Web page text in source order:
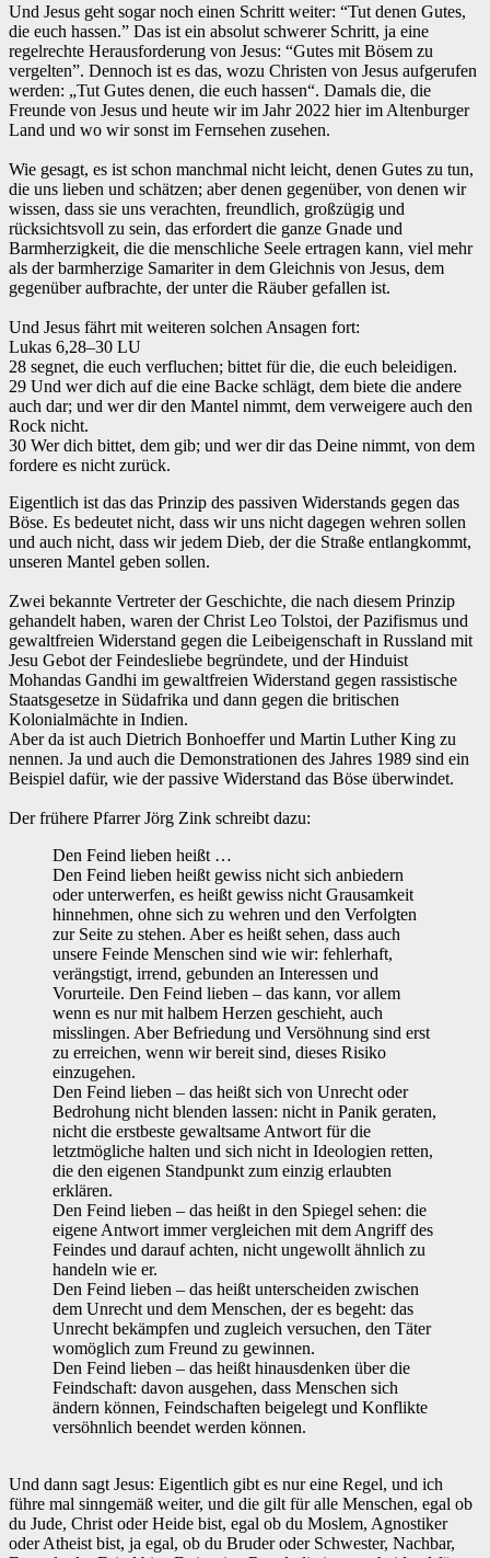
Und Jesus geht sogar noch einen Schritt weiter: “Tut denen Gutes,
die euch hassen.” Das ist ein absolut schwerer Schritt, ja eine
regelrechte Herausforderung von Jesus: “Gutes mit Bösem zu
vergelten”. Dennoch ist es das, wozu Christen von Jesus aufgerufen
werden: „Tut Gutes denen, die euch hassen“. Damals die, die
Freunde von Jesus und heute wir im Jahr 2022 hier im Altenburger
Land und wo wir sonst im Fernsehen zusehen.
Wie gesagt, es ist schon manchmal nicht leicht, denen Gutes zu tun,
die uns lieben und schätzen; aber denen gegenüber, von denen wir
wissen, dass sie uns verachten, freundlich, großzügig und
rücksichtsvoll zu sein, das erfordert die ganze Gnade und
Barmherzigkeit, die die menschliche Seele ertragen kann, viel mehr
als der barmherzige Samariter in dem Gleichnis von Jesus, dem
gegenüber aufbrachte, der unter die Räuber gefallen ist.
Und Jesus fährt mit weiteren solchen Ansagen fort:
‌Lukas 6,28–30 LU
28 segnet, die euch verfluchen; bittet für die, die euch beleidigen.
29 Und wer dich auf die eine Backe schlägt, dem biete die andere
auch dar; und wer dir den Mantel nimmt, dem verweigere auch den
Rock nicht.
30 Wer dich bittet, dem gib; und wer dir das Deine nimmt, von dem
fordere es nicht zurück.
‌Eigentlich ist das das Prinzip des passiven Widerstands gegen das
Böse. Es bedeutet nicht, dass wir uns nicht dagegen wehren sollen
und auch nicht, dass wir jedem Dieb, der die Straße entlangkommt,
unseren Mantel geben sollen.
Zwei bekannte Vertreter der Geschichte, die nach diesem Prinzip
gehandelt haben, waren der Christ Leo Tolstoi, der Pazifismus und
gewaltfreien Widerstand gegen die Leibeigenschaft in Russland mit
Jesu Gebot der Feindesliebe begründete, und der Hinduist
Mohandas Gandhi im gewaltfreien Widerstand gegen rassistische
Staatsgesetze in Südafrika und dann gegen die britischen
Kolonialmächte in Indien.
‌Aber da ist auch Dietrich Bonhoeffer und Martin Luther King zu
nennen. Ja und auch die Demonstrationen des Jahres 1989 sind ein
Beispiel dafür, wie der passive Widerstand das Böse überwindet.
Der frühere Pfarrer Jörg Zink schreibt dazu:
Den Feind lieben heißt …
‌Den Feind lieben heißt gewiss nicht sich anbiedern
oder unterwerfen, es heißt gewiss nicht Grausamkeit
hinnehmen, ohne sich zu wehren und den Verfolgten
zur Seite zu stehen. Aber es heißt sehen, dass auch
unsere Feinde Menschen sind wie wir: fehlerhaft,
verängstigt, irrend, gebunden an Interessen und
Vorurteile. Den Feind lieben – das kann, vor allem
wenn es nur mit halbem Herzen geschieht, auch
misslingen. Aber Befriedung und Versöhnung sind erst
zu erreichen, wenn wir bereit sind, dieses Risiko
einzugehen.
‌Den Feind lieben – das heißt sich von Unrecht oder
Bedrohung nicht blenden lassen: nicht in Panik geraten,
nicht die erstbeste gewaltsame Antwort für die
letztmögliche halten und sich nicht in Ideologien retten,
die den eigenen Standpunkt zum einzig erlaubten
erklären.
‌Den Feind lieben – das heißt in den Spiegel sehen: die
eigene Antwort immer vergleichen mit dem Angriff des
Feindes und darauf achten, nicht ungewollt ähnlich zu
handeln wie er.
‌Den Feind lieben – das heißt unterscheiden zwischen
dem Unrecht und dem Menschen, der es begeht: das
Unrecht bekämpfen und zugleich versuchen, den Täter
womöglich zum Freund zu gewinnen.
‌Den Feind lieben – das heißt hinausdenken über die
Feindschaft: davon ausgehen, dass Menschen sich
ändern können, Feindschaften beigelegt und Konflikte
versöhnlich beendet werden können.
Und dann sagt Jesus: Eigentlich gibt es nur eine Regel, und ich
führe mal sinngemäß weiter, und die gilt für alle Menschen, egal ob
du Jude, Christ oder Heide bist, egal ob du Moslem, Agnostiker
oder Atheist bist, ja egal, ob du Bruder oder Schwester, Nachbar,